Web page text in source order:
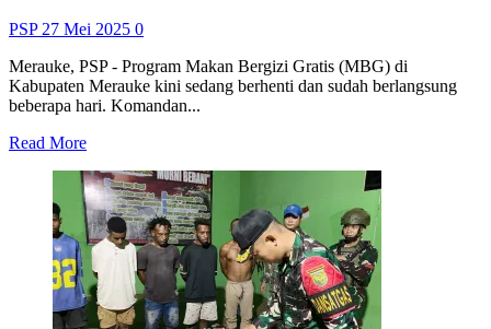
PSP 27 Mei 2025 0
Merauke, PSP - Program Makan Bergizi Gratis (MBG) di
Kabupaten Merauke kini sedang berhenti dan sudah berlangsung
beberapa hari. Komandan...
Read MoreRead
about
Ini
Kata
Dandim
‘Soal
MBG’
Berhenti
Sementara